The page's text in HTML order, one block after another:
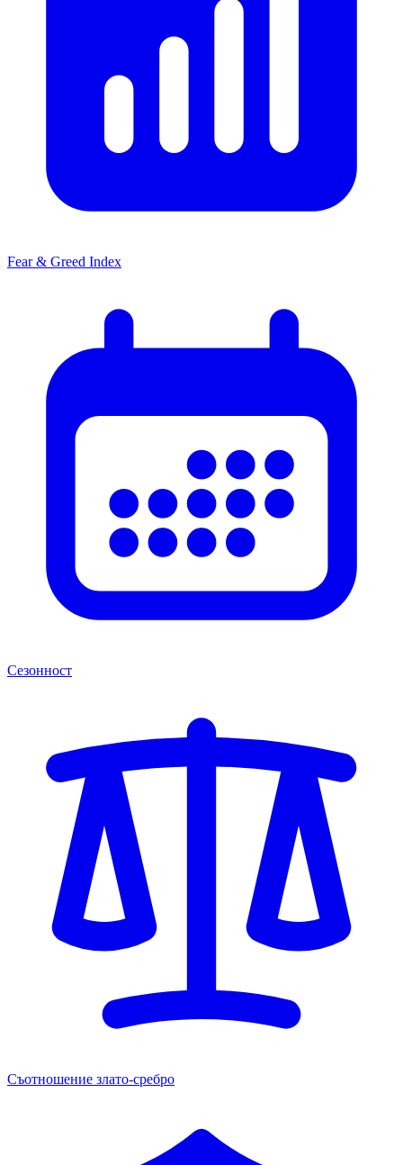
Fear & Greed Index
Сезонност
Съотношение злато-сребро